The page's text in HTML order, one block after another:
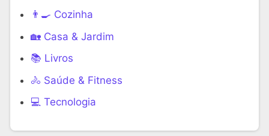
👨‍🍳 Cozinha
🏡 Casa & Jardim
📚 Livros
🚴 Saúde & Fitness
‍💻 Tecnologia